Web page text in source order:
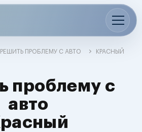
РЕШИТЬ ПРОБЛЕМУ С АВТО КРАСНЫЙ
проблему с
авто